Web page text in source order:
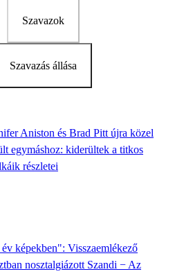
Szavazok
Szavazás állása
Aniston és Brad Pitt újra közel
egymáshoz: kiderültek a titkos
részletei
képekben": Visszaemlékező
nosztalgiázott Szandi − Az